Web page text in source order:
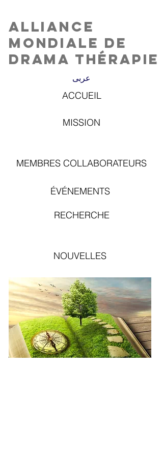
Alliance
Mondiale de
Drama Thérapie
عربى
ACCUEIL
MISSION
MEMBRES COLLABORATEURS
ÉVÉNEMENTS
RECHERCHE
NOUVELLES